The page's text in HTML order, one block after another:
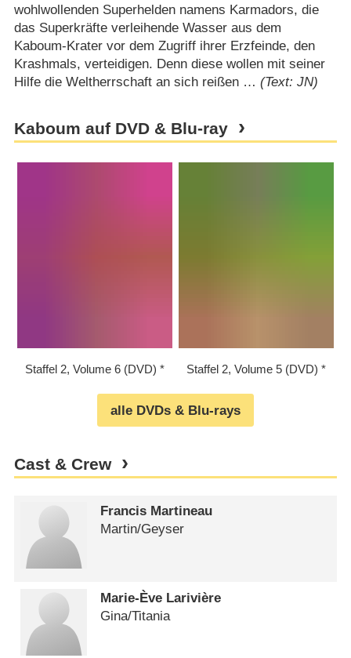
wohlwollenden Superhelden namens Karmadors, die
das Superkräfte verleihende Wasser aus dem
Kaboum-Krater vor dem Zugriff ihrer Erzfeinde, den
Krashmals, verteidigen. Denn diese wollen mit seiner
Hilfe die Weltherrschaft an sich reißen … (Text: JN)
Kaboum auf DVD & Blu-ray
Staffel 2, Volume 6 (DVD) Staffel 2, Volume 5 (DVD)
alle DVDs & Blu-rays
Cast & Crew
Francis Martineau
Martin/​Geyser
Marie-Ève Larivière
Gina/​Titania